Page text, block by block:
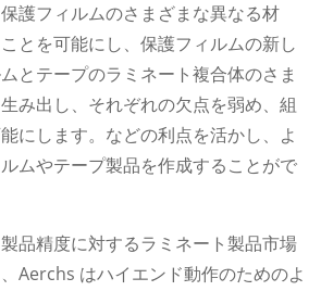
護フィルムのさまざまな異なる材
とを可能にし、保護フィルムの新し
とテープのラミネート複合体のさま
み出し、それぞれの欠点を弱め、組
にします。などの利点を活かし、よ
ムやテープ製品を作成することがで
品精度に対するラミネート製品市場
Aerchs はハイエンド動作のためのよ